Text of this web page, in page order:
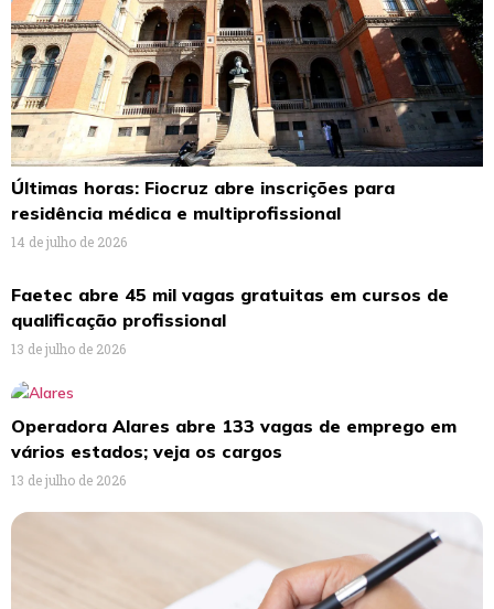
Últimas horas: Fiocruz abre inscrições para
residência médica e multiprofissional
14 de julho de 2026
Faetec abre 45 mil vagas gratuitas em cursos de
qualificação profissional
13 de julho de 2026
Operadora Alares abre 133 vagas de emprego em
vários estados; veja os cargos
13 de julho de 2026